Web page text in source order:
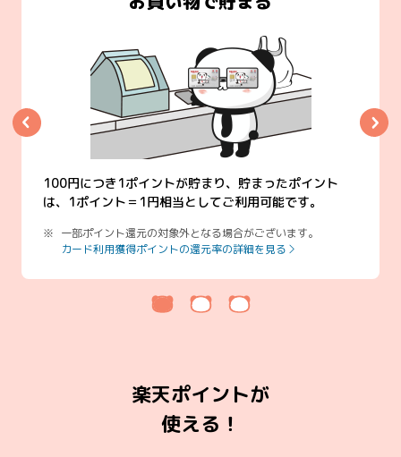
100円につき1ポイントが貯まり、貯まったポイント
は、1ポイント＝1円相当としてご利用可能です。
一部ポイント還元の対象外となる場合がございます。
カード利用獲得ポイントの還元率の詳細を見る
楽天ポイントが
使える！